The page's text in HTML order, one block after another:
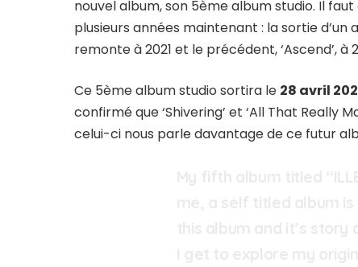
nouvel album, son 5ème album studio. Il
plusieurs années maintenant : la sortie d’un
remonte à 2021 et le précédent, ‘Ascend’, à
Ce 5ème album studio sortira le 28 avril
confirmé que ‘Shivering’ et ‘All That Really
celui-ci nous parle davantage de ce futur